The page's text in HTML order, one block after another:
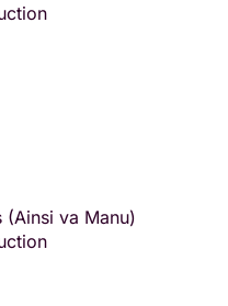
(Ainsi va Manu)